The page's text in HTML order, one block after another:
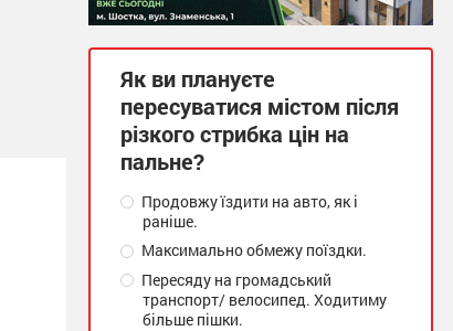
Як ви плануєте
пересуватися містом після
різкого стрибка цін на
пальне?
Продовжу їздити на авто, як і
раніше.
Максимально обмежу поїздки.
Пересяду на громадський
транспорт/ велосипед. Ходитиму
більше пішки.